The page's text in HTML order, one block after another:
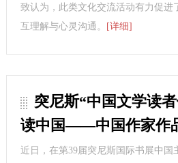
致认为，此类文化交流活动有力促进
互理解与心灵沟通。
[详细]
突尼斯“中国文学读
读中国——中国作家作
近日，在第39届突尼斯国际书展中国